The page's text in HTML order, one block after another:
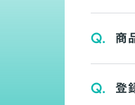
Q. 商
Q. 登